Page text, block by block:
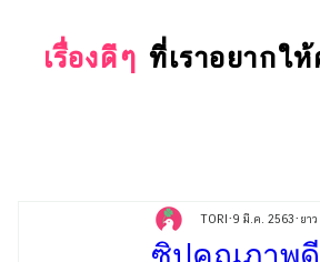
เรื่องดีๆ ที่เราอยากใ
TORI 9 มี.ค. 2563 ยา